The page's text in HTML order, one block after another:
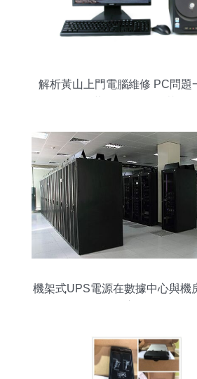
解析黃山上門電腦維修 PC問
機架式UPS電源在數據中心與機